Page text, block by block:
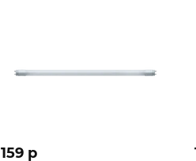
159 p